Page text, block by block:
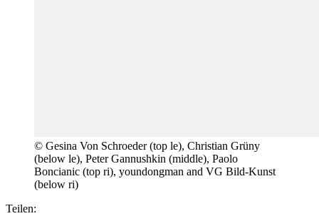
© Gesina Von Schroeder (top le), Christian Grüny
(below le), Peter Gannushkin (middle), Paolo
Boncianic (top ri), youndongman and VG Bild-Kunst
(below ri)
Teilen: